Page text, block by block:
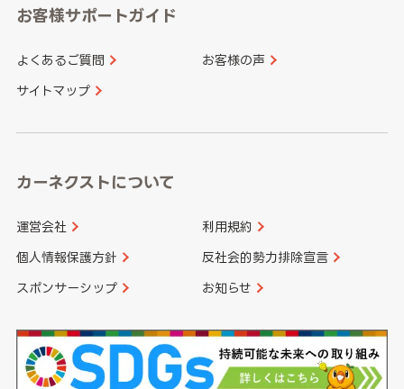
愛知県
和歌山県
山口県
香川県 愛媛県
長崎県
大分県 宮崎県
お客様サポートガイド
よくあるご質問 お客様の声
サイトマップ
カーネクストについて
運営会社 利用規約
個人情報保護方針 反社会的勢力排除宣言
スポンサーシップ お知らせ